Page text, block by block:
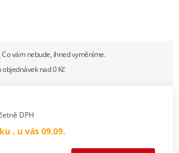
Co vám nebude, ihned vyměníme.
objednávek nad 0 Kč
DPH
, u vás 09.09.